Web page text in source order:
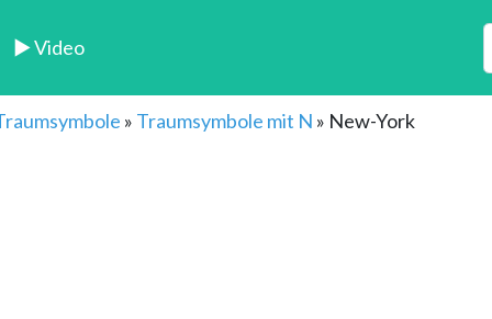
► Video
» Traumsymbole mit N » New-York